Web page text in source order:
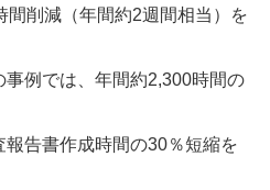
間削減（年間約2週間相当）を
事例では、年間約2,300時間の
報告書作成時間の30％短縮を